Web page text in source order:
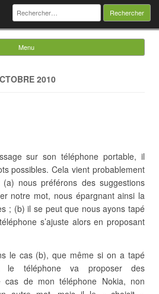
Rechercher :
Menu
2010
sur son téléphone portable, il
possibles. Cela vient probablement
nous préférons des suggestions
notre mot, nous épargnant ainsi la
; (b) il se peut que nous ayons tapé
s’ajuste alors en proposant
le cas (b), que même si on a tapé
le téléphone va proposer des
cas de mon téléphone Nokia, non